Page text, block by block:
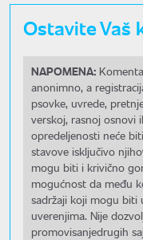
Ostavite Vaš
NAPOMENA:
anonimno, a
psovke, uvrede,
verskoj, rasnoj osnovi
opredeljenosti neće
stavove isključivo
mogu biti i krivično
mogućnost da među
sadržaji koji mogu biti
uverenjima. Nije
promovisanjedrugih